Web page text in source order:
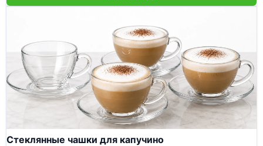
Стеклянные чашки для капучино